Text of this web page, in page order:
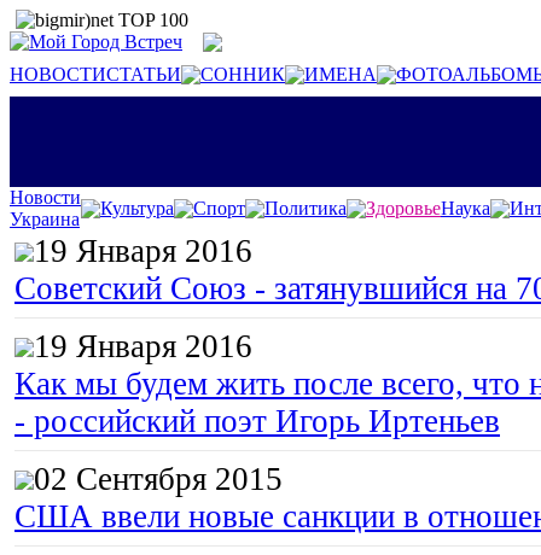
НОВОСТИСТАТЬИ СОННИК ИМЕНА
Новости
Украина
Культура Спорт Политика ЗдоровьеНаука
19 Января 2016
Советский Союз - затянувшийся на
19 Января 2016
Как мы будем жить после всего, что
- российский поэт Игорь Иртеньев
02 Сентября 2015
США ввели новые санкции в